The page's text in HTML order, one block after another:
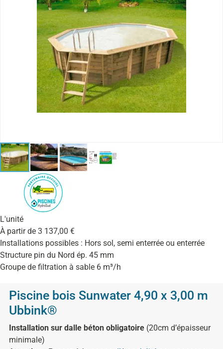
L'unité
À partir de 3 137,00 €
Installations possibles : Hors sol, semi enterrée ou enterrée
Structure pin du Nord ép. 45 mm
Groupe de filtration à sable 6 m³/h
Piscine bois Sunwater 4,90 x 3,00 m
Ubbink®
Installation sur dalle béton obligatoire (20cm d’épaisseur
minimale)